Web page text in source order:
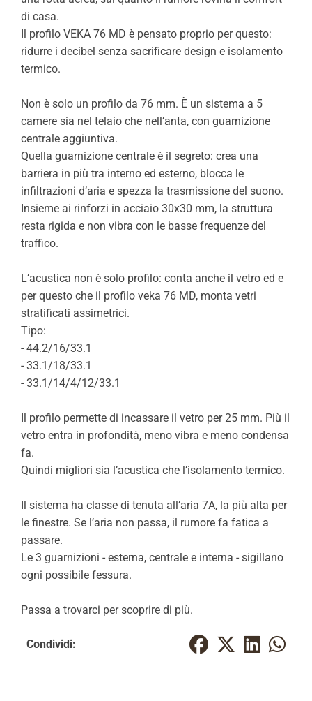
di casa.
Il profilo VEKA 76 MD è pensato proprio per questo:
ridurre i decibel senza sacrificare design e isolamento
termico.
Non è solo un profilo da 76 mm. È un sistema a 5
camere sia nel telaio che nell’anta, con guarnizione
centrale aggiuntiva.
Quella guarnizione centrale è il segreto: crea una
barriera in più tra interno ed esterno, blocca le
infiltrazioni d’aria e spezza la trasmissione del suono.
Insieme ai rinforzi in acciaio 30x30 mm, la struttura
resta rigida e non vibra con le basse frequenze del
traffico.
L’acustica non è solo profilo: conta anche il vetro ed e
per questo che il profilo veka 76 MD, monta vetri
stratificati assimetrici.
Tipo:
- 44.2/16/33.1
- 33.1/18/33.1
- 33.1/14/4/12/33.1
Il profilo permette di incassare il vetro per 25 mm. Più il
vetro entra in profondità, meno vibra e meno condensa
fa.
Quindi migliori sia l’acustica che l’isolamento termico.
Il sistema ha classe di tenuta all’aria 7A, la più alta per
le finestre. Se l’aria non passa, il rumore fa fatica a
passare.
Le 3 guarnizioni - esterna, centrale e interna - sigillano
ogni possibile fessura.
Passa a trovarci per scoprire di più.
Condividi: